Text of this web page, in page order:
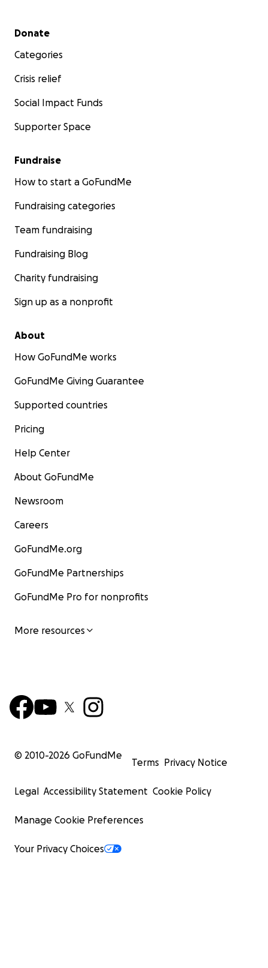
Secondary menu
Donate
Categories
Crisis relief
Social Impact Funds
Supporter Space
Fundraise
How to start a GoFundMe
Fundraising categories
Team fundraising
Fundraising Blog
Charity fundraising
Sign up as a nonprofit
About
How GoFundMe works
GoFundMe Giving Guarantee
Supported countries
Pricing
Help Center
About GoFundMe
Newsroom
Careers
GoFundMe.org
GoFundMe Partnerships
GoFundMe Pro for nonprofits
More resources
© 2010-2026 GoFundMe
Terms Privacy Notice
Legal Accessibility Statement Cookie Policy
Manage Cookie Preferences
Your Privacy Choices